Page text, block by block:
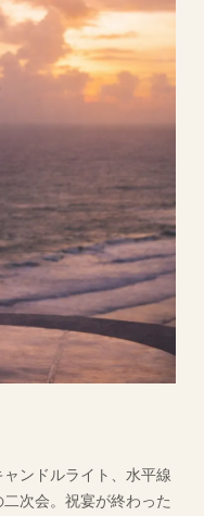
ンドルライト、水平線
次会。祝宴が終わった